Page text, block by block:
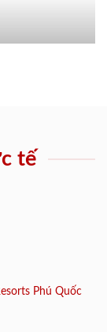
tế
Phú Quốc